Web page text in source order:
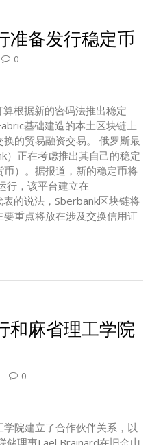
准备发行稳定币
0
根据新的密码法推出稳定
基础建造的本土区块链上
的贸易融资交易。 俄罗斯最
）正在考虑推出其自己的稳定
）。据报道，新的稳定币将
行，该平台建立在
的说法，Sberbank区块链将
重点将放在涉及交换信用证
和麻省理工学院
0
院建立了合作伙伴关系，以